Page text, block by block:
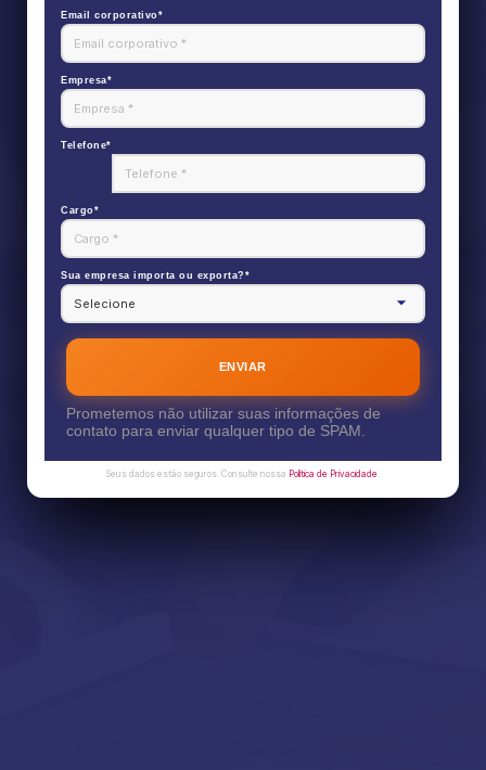
Email corporativo*
Empresa*
Telefone*
Cargo*
Sua empresa importa ou exporta?*
ENVIAR
Prometemos não utilizar suas informações de
contato para enviar qualquer tipo de SPAM.
Seus dados estão seguros. Consulte nossa Política de Privacidade .